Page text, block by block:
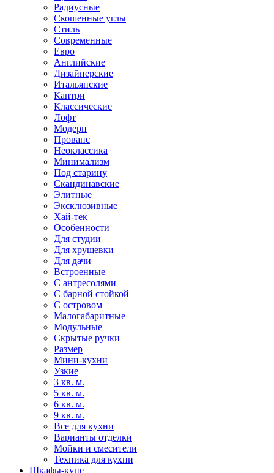
Радиусные
Скошенные углы
Стиль
Современные
Евро
Английские
Дизайнерские
Итальянские
Кантри
Классические
Лофт
Модерн
Прованс
Неоклассика
Минимализм
Под старину
Скандинавские
Элитные
Эксклюзивные
Хай-тек
Особенности
Для студии
Для хрущевки
Для дачи
Встроенные
С антресолями
С барной стойкой
С островом
Малогабаритные
Модульные
Скрытые ручки
Размер
Мини-кухни
Узкие
3 кв. м.
5 кв. м.
6 кв. м.
9 кв. м.
Все для кухни
Варианты отделки
Мойки и смесители
Техника для кухни
Шкафы-купе